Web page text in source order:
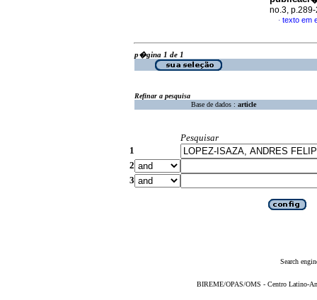
no.3,
· texto em
p�gina 1 de 1
Refinar a pesquisa
Base de dados : article
Pesquisar
1
2
3
Search
BIREME/OPAS/OMS - Centro Latino-